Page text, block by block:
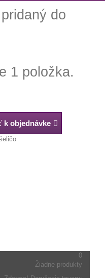
do
1 položka.
k objednávke
0
Žiadne produkty